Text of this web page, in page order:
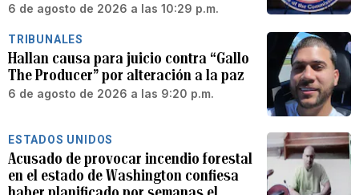
6 de agosto de 2026 a las 10:29 p.m.
TRIBUNALES
Hallan causa para juicio contra “Gallo
The Producer” por alteración a la paz
6 de agosto de 2026 a las 9:20 p.m.
ESTADOS UNIDOS
Acusado de provocar incendio forestal
en el estado de Washington confiesa